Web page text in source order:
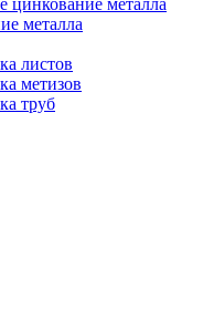
цинкование металла
металла
листов
метизов
труб